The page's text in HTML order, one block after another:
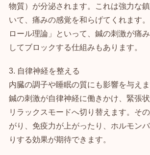
物質）が分泌されます。これは強力な
いて、痛みの感覚を和らげてくれます
ロール理論」といって、鍼の刺激が痛
してブロックする仕組みもあります。
3. 自律神経を整える
内臓の調子や睡眠の質にも影響を与えま
鍼の刺激が自律神経に働きかけ、緊張
リラックスモードへ切り替えます。そ
がり、免疫力が上がったり、ホルモン
りする効果が期待できます。